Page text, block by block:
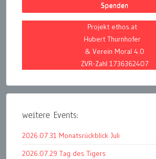
Spenden
Projekt ethos.at
Hubert Thurnhofer
& Verein Moral 4.0
ZVR-Zahl 1736362407
weitere Events:
2026.07.31 Monatsrückblick Juli
2026.07.29 Tag des Tigers